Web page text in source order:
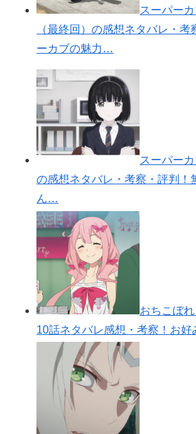
スーパー
（最終回）の感想ネタバレ・
ーカブの魅力…
スーパー
の感想ネタバレ・考察・評判！
ん…
おちこぼ
10話ネタバレ感想・考察！お好